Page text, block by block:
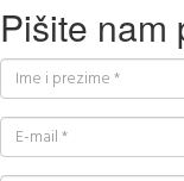
Pišite nam